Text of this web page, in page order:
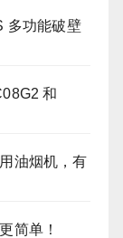
多功能破壁
和
油烟机，有
简单！